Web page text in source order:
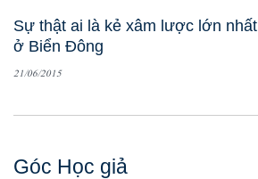
Sự thật ai là kẻ xâm lược lớn nhất
ở Biển Đông
21/06/2015
Góc Học giả